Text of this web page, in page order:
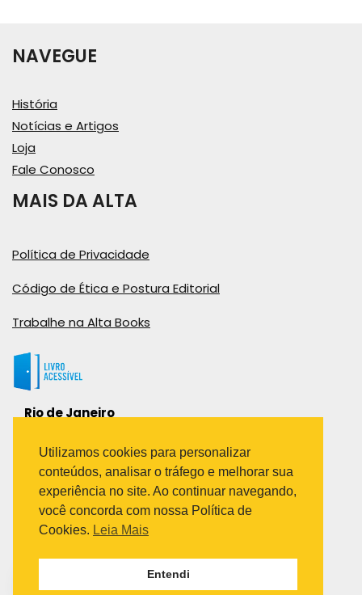
NAVEGUE
História
Notícias e Artigos
Loja
Fale Conosco
MAIS DA ALTA
Política de Privacidade
Código de Ética e Postura Editorial
Trabalhe na Alta Books
Rio de Janeiro
Bairro Industrial do Jacaré
Rio de Janeiro – RJ – CEP: 20970-031
Telefone:
(21) 3278-8069
(21) 3995-7512
Avenida Paulista 1636 / sala 1407
Utilizamos cookies para personalizar
conteúdos, analisar o tráfego e melhorar sua
experiência no site. Ao continuar navegando,
você concorda com nossa Política de
Cookies. Leia Mais
Entendi